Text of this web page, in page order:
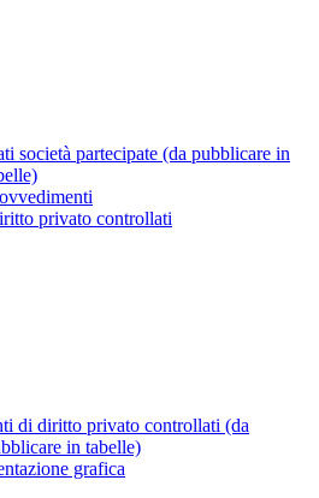
società partecipate (da pubblicare in
privato controllati
di diritto privato controllati (da
in tabelle)
grafica